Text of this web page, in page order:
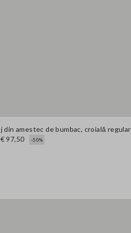
din amestec de bumbac, croială regular
€ 97,50 -50%